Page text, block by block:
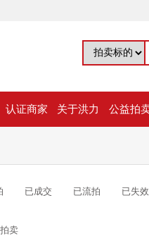
认证商家 关于洪力 公益拍
已成交 已流拍 已失效
卖